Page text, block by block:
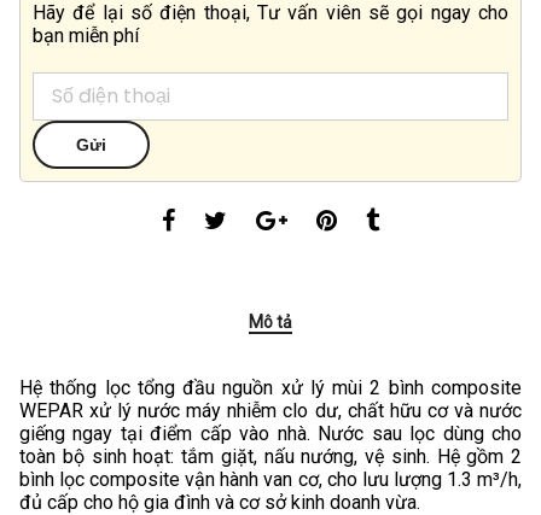
Hãy để lại số điện thoại, Tư vấn viên sẽ gọi ngay cho
bạn miễn phí
Mô tả
Hệ thống lọc tổng đầu nguồn xử lý mùi 2 bình composite
WEPAR xử lý nước máy nhiễm clo dư, chất hữu cơ và nước
giếng ngay tại điểm cấp vào nhà. Nước sau lọc dùng cho
toàn bộ sinh hoạt: tắm giặt, nấu nướng, vệ sinh. Hệ gồm 2
bình lọc composite vận hành van cơ, cho lưu lượng 1.3 m³/h,
đủ cấp cho hộ gia đình và cơ sở kinh doanh vừa.